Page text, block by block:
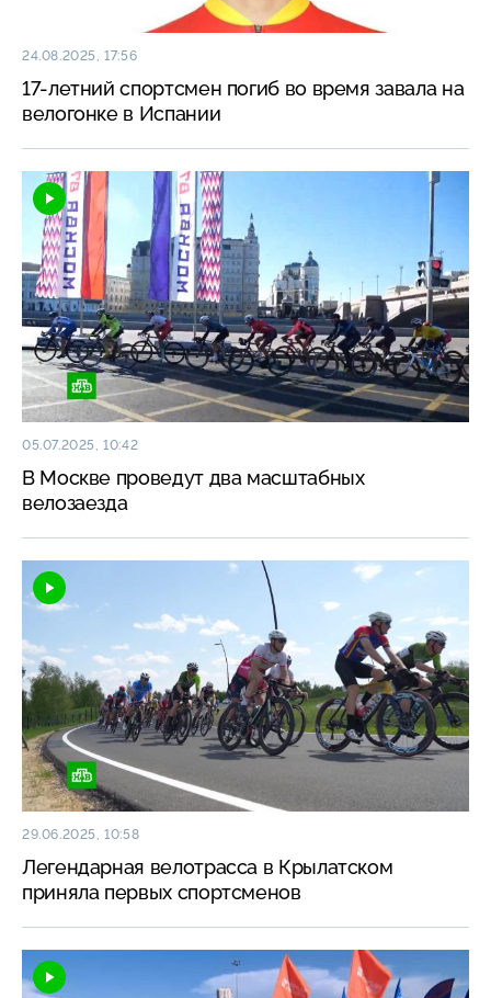
24.08.2025, 17:56
17-летний спортсмен погиб во время завала на
велогонке в Испании
05.07.2025, 10:42
В Москве проведут два масштабных
велозаезда
29.06.2025, 10:58
Легендарная велотрасса в Крылатском
приняла первых спортсменов